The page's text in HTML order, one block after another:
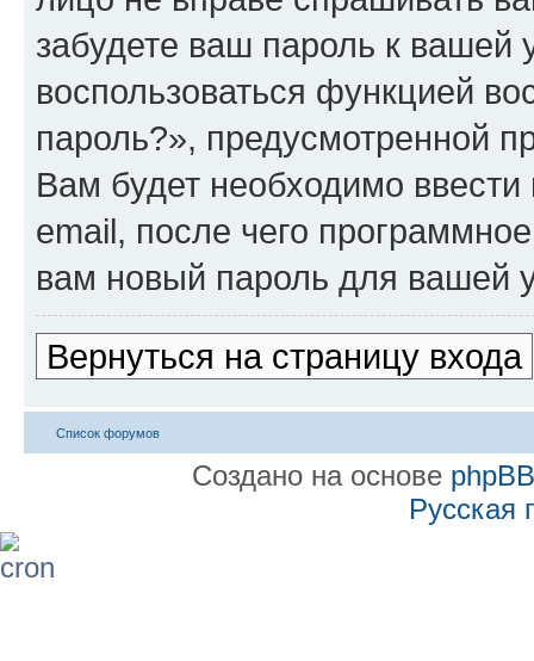
забудете ваш пароль к вашей
воспользоваться функцией
пароль?», предусмотренной
Вам будет необходимо
email, после чего
вам новый пароль для вашей
Вернуться на страницу входа
Список форумов
Создано на основе phpBB
Русская